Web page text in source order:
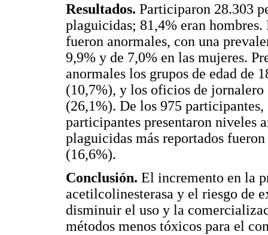
Resultados. Participaron 28.303
plaguicidas; 81,4% eran
fueron anormales, con una
9,9% y de 7,0% en las mujeres.
anormales los grupos de edad de
(10,7%), y los oficios de
(26,1%). De los 975
participantes presentaron niveles
plaguicidas más reportados
(16,6%).
Conclusión. El incremento en la
acetilcolinesterasa y el riesgo de
disminuir el uso y la
métodos menos tóxicos para el